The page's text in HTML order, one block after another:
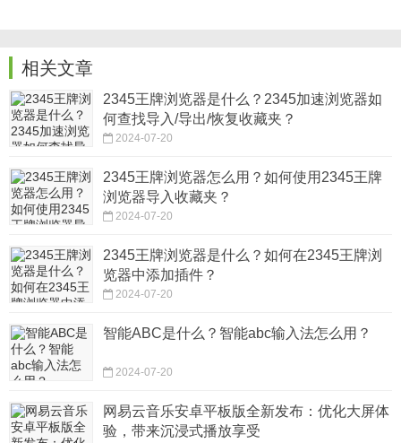
相关文章
2345王牌浏览器是什么？2345加速浏览器如
何查找导入/导出/恢复收藏夹？
2024-07-20
2345王牌浏览器怎么用？如何使用2345王牌
浏览器导入收藏夹？
2024-07-20
2345王牌浏览器是什么？如何在2345王牌浏
览器中添加插件？
2024-07-20
智能ABC是什么？智能abc输入法怎么用？
2024-07-20
网易云音乐安卓平板版全新发布：优化大屏体
验，带来沉浸式播放享受